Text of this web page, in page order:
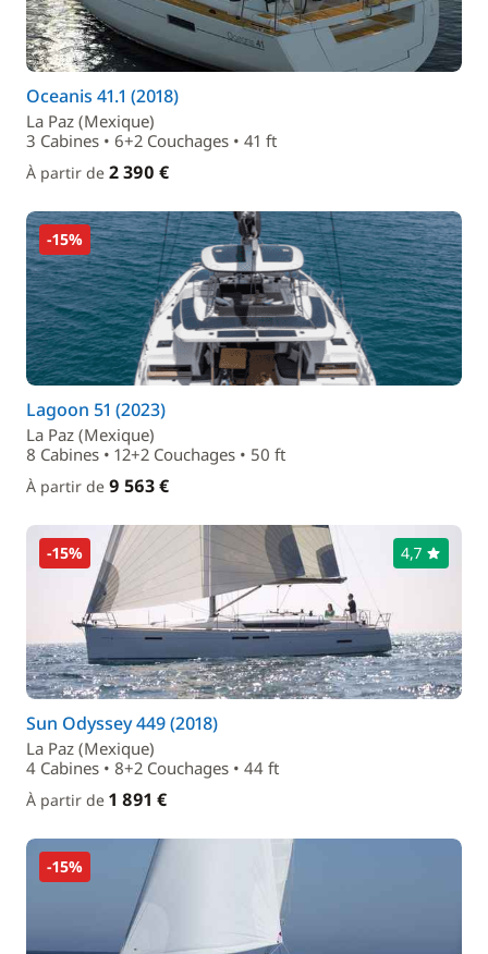
Oceanis 41.1 (2018)
La Paz (Mexique)
3 Cabines • 6+2 Couchages • 41 ft
À partir de 2 390 €
-15%
Lagoon 51 (2023)
La Paz (Mexique)
8 Cabines • 12+2 Couchages • 50 ft
À partir de 9 563 €
-15% 4,7
Sun Odyssey 449 (2018)
La Paz (Mexique)
4 Cabines • 8+2 Couchages • 44 ft
À partir de 1 891 €
-15%